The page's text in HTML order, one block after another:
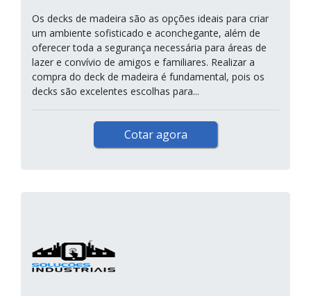
Os decks de madeira são as opções ideais para criar
um ambiente sofisticado e aconchegante, além de
oferecer toda a segurança necessária para áreas de
lazer e convívio de amigos e familiares. Realizar a
compra do deck de madeira é fundamental, pois os
decks são excelentes escolhas para...
Cotar agora